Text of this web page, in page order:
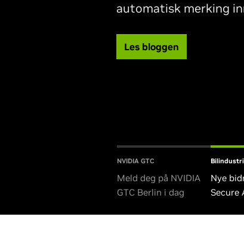
automatisk merking
Les bloggen
NVIDIA GTC
Meld deg på NVIDIA
GTC Berlin i dag
Nye
Secure